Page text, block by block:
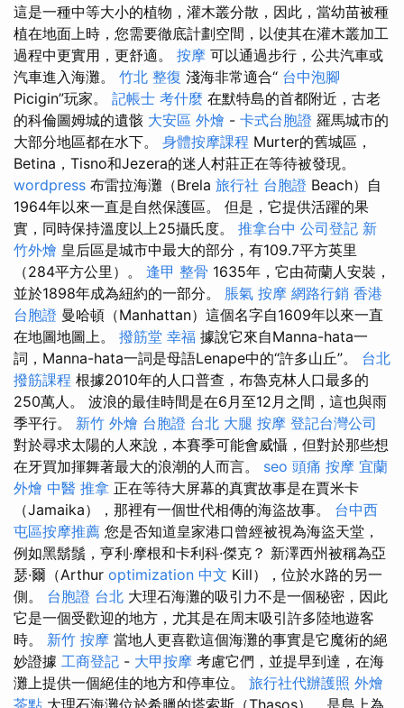
這是一種中等大小的植物，灌木叢分散，因此，當幼苗被種
植在地面上時，您需要徹底計劃空間，以使其在灌木叢加工
過程中更實用，更舒適。 按摩 可以通過步行，公共汽車或
汽車進入海灘。 竹北 整復 淺海非常適合“ 台中泡腳
Picigin”玩家。 記帳士 考什麼 在默特島的首都附近，古老
的科倫圖姆城的遺骸 大安區 外燴 - 卡式台胞證 羅馬城市的
大部分地區都在水下。 身體按摩課程 Murter的舊城區，
Betina，Tisno和Jezera的迷人村莊正在等待被發現。
wordpress 布雷拉海灘（Brela 旅行社 台胞證 Beach）自
1964年以來一直是自然保護區。 但是，它提供活躍的果
實，同時保持溫度以上25攝氏度。 推拿台中 公司登記 新
竹外燴 皇后區是城市中最大的部分，有109.7平方英里
（284平方公里）。 逢甲 整骨 1635年，它由荷蘭人安裝，
並於1898年成為紐約的一部分。 脹氣 按摩 網路行銷 香港
台胞證 曼哈頓（Manhattan）這個名字自1609年以來一直
在地圖地圖上。 撥筋堂 幸福 據說它來自Manna-hata一
詞，Manna-hata一詞是母語Lenape中的“許多山丘”。 台北
撥筋課程 根據2010年的人口普查，布魯克林人口最多的
250萬人。 波浪的最佳時間是在6月至12月之間，這也與雨
季平行。 新竹 外燴 台胞證 台北 大腿 按摩 登記台灣公司
對於尋求太陽的人來說，本賽季可能會威懾，但對於那些想
在牙買加揮舞著最大的浪潮的人而言。 seo 頭痛 按摩 宜蘭
外燴 中醫 推拿 正在等待大屏幕的真實故事是在賈米卡
（Jamaika），那裡有一個世代相傳的海盜故事。 台中西
屯區按摩推薦 您是否知道皇家港口曾經被視為海盜天堂，
例如黑鬍鬚，亨利·摩根和卡利科·傑克？ 新澤西州被稱為亞
瑟·爾（Arthur optimization 中文 Kill），位於水路的另一
側。 台胞證 台北 大理石海灘的吸引力不是一個秘密，因此
它是一個受歡迎的地方，尤其是在周末吸引許多陸地遊客
時。 新竹 按摩 當地人更喜歡這個海灘的事實是它魔術的絕
妙證據 工商登記 - 大甲按摩 考慮它們，並提早到達，在海
灘上提供一個絕佳的地方和停車位。 旅行社代辦護照 外燴
茶點 大理石海灘位於希臘的塔索斯（Thasos），是島上為